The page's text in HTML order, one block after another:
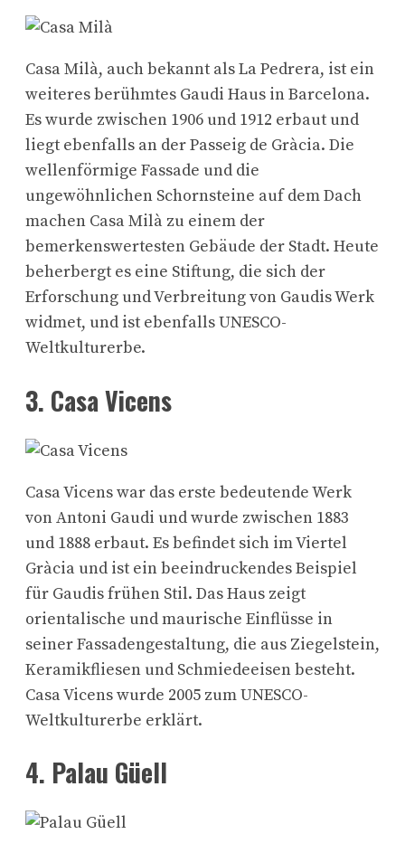
Casa Milà, auch bekannt als La Pedrera, ist ein
weiteres berühmtes Gaudi Haus in Barcelona.
Es wurde zwischen 1906 und 1912 erbaut und
liegt ebenfalls an der Passeig de Gràcia. Die
wellenförmige Fassade und die
ungewöhnlichen Schornsteine auf dem Dach
machen Casa Milà zu einem der
bemerkenswertesten Gebäude der Stadt. Heute
beherbergt es eine Stiftung, die sich der
Erforschung und Verbreitung von Gaudis Werk
widmet, und ist ebenfalls UNESCO-
Weltkulturerbe.
3. Casa Vicens
Casa Vicens war das erste bedeutende Werk
von Antoni Gaudi und wurde zwischen 1883
und 1888 erbaut. Es befindet sich im Viertel
Gràcia und ist ein beeindruckendes Beispiel
für Gaudis frühen Stil. Das Haus zeigt
orientalische und maurische Einflüsse in
seiner Fassadengestaltung, die aus Ziegelstein,
Keramikfliesen und Schmiedeeisen besteht.
Casa Vicens wurde 2005 zum UNESCO-
Weltkulturerbe erklärt.
4. Palau Güell